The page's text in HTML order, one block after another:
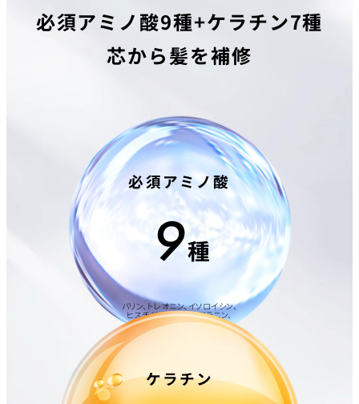
必須アミノ酸9種+ケラチン7種
芯から髪を補修
必須アミノ酸
9種
バリン、トレオニン、イソロイシン、
ヒスチジン、フェニルアラニン、
ロイシン、リシンＨＣｌ、
メチオニン、トリプトファン
ケラチン